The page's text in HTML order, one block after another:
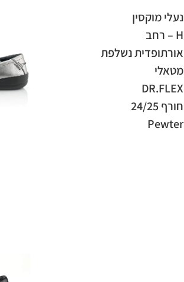
נעלי מוקסין
H – רחב
אורתופדית נשלפת
מטאלי
DR.FLEX
חורף 24/25
Pewter